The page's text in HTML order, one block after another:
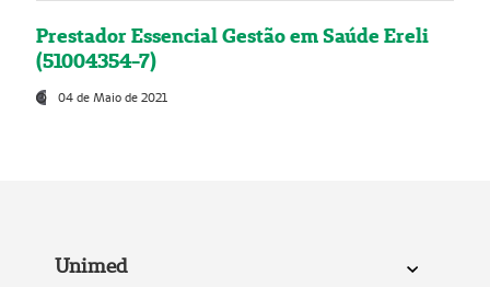
Prestador Essencial Gestão em Saúde Ereli
(51004354-7)
04 de Maio de 2021
Unimed